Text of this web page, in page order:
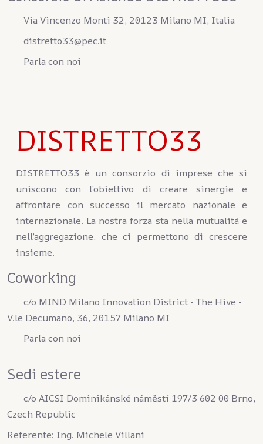
Via Vincenzo Monti 32, 20123 Milano MI, Italia
distretto33@pec.it
Parla con noi
DISTRETTO33
DISTRETTO33 è un consorzio di imprese che si
uniscono con l’obiettivo di creare sinergie e
affrontare con successo il mercato nazionale e
internazionale. La nostra forza sta nella mutualità e
nell’aggregazione, che ci permettono di crescere
insieme.
Coworking
c/o MIND Milano Innovation District - The Hive -
V.le Decumano, 36, 20157 Milano MI
Parla con noi
Sedi estere
c/o AICSI Dominikánské náměstí 197/3 602 00 Brno,
Czech Republic
Referente: Ing. Michele Villani